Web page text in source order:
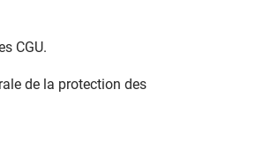
CGU.
de la protection des